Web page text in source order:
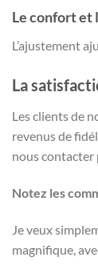
Le confort et
L’ajustement
La
Les clients de
revenus de
nous
Notez les
Je veux
magnifique,